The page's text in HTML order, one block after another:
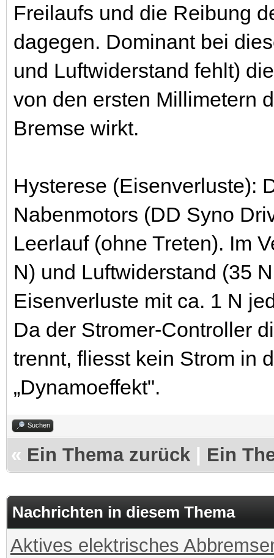
Freilaufs und die Reibung
dagegen. Dominant bei
und Luftwiderstand fehlt)
von den ersten Millimetern
Bremse wirkt.
Hysterese (Eisenverluste):
Nabenmotors (DD Syno
Leerlauf (ohne Treten). Im
N) und Luftwiderstand (35
Eisenverluste mit ca. 1 N
Da der Stromer-Controller
trennt, fliesst kein Strom in
„Dynamoeffekt".
Suchen
« Ein Thema zurück Ein
Nachrichten in diesem Thema
Aktives elektrisches